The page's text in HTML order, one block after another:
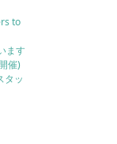
to
ます
催)
タッ